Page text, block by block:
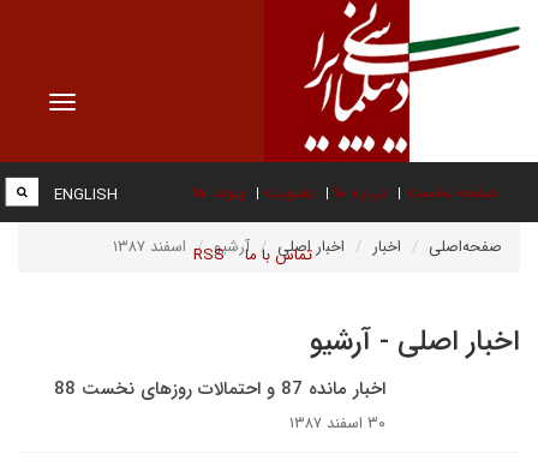
Toggle
صفحه نخست درباره ما عضویت پیوند ها
تماس با ما RSS
ENGLISH
صفحه‌اصلی اخبار اخبار اصلی آرشیو اسفند ۱۳۸۷
اخبار اصلی - آرشیو
اخبار مانده 87 و احتمالات روزهای نخست 88
۳۰ اسفند ۱۳۸۷